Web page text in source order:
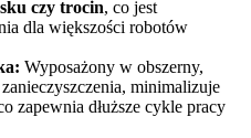
czy trocin, co jest
dla większości robotów
Wyposażony w obszerny,
minimalizuje
zapewnia dłuższe cykle pracy